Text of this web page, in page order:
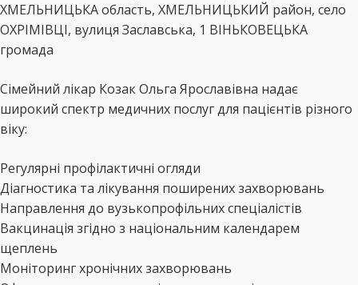
ХМЕЛЬНИЦЬКА область, ХМЕЛЬНИЦЬКИЙ район, село
ОХРІМІВЦІ, вулиця Заславська, 1 ВІНЬКОВЕЦЬКА
громада
Сімейний лікар Козак Ольга Ярославівна надає
широкий спектр медичних послуг для пацієнтів різного
віку:
Регулярні профілактичні огляди
Діагностика та лікування поширених захворювань
Направлення до вузькопрофільних спеціалістів
Вакцинація згідно з національним календарем
щеплень
Моніторинг хронічних захворювань